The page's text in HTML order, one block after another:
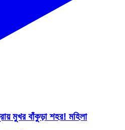
মুখর বাঁকুড়া শহর! মহিলা